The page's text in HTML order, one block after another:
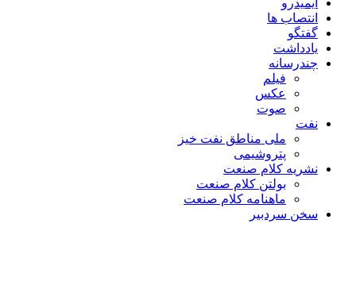
انتصاب ها
گفتگو
یادداشت
چندرسانه
فیلم
عکس
صوت
نفت
ملی مناطق نفت خیز
پتروشیمی
نشریه کلام صنعت
بولتن کلام صنعت
ماهنامه کلام صنعت
سخن سردبیر